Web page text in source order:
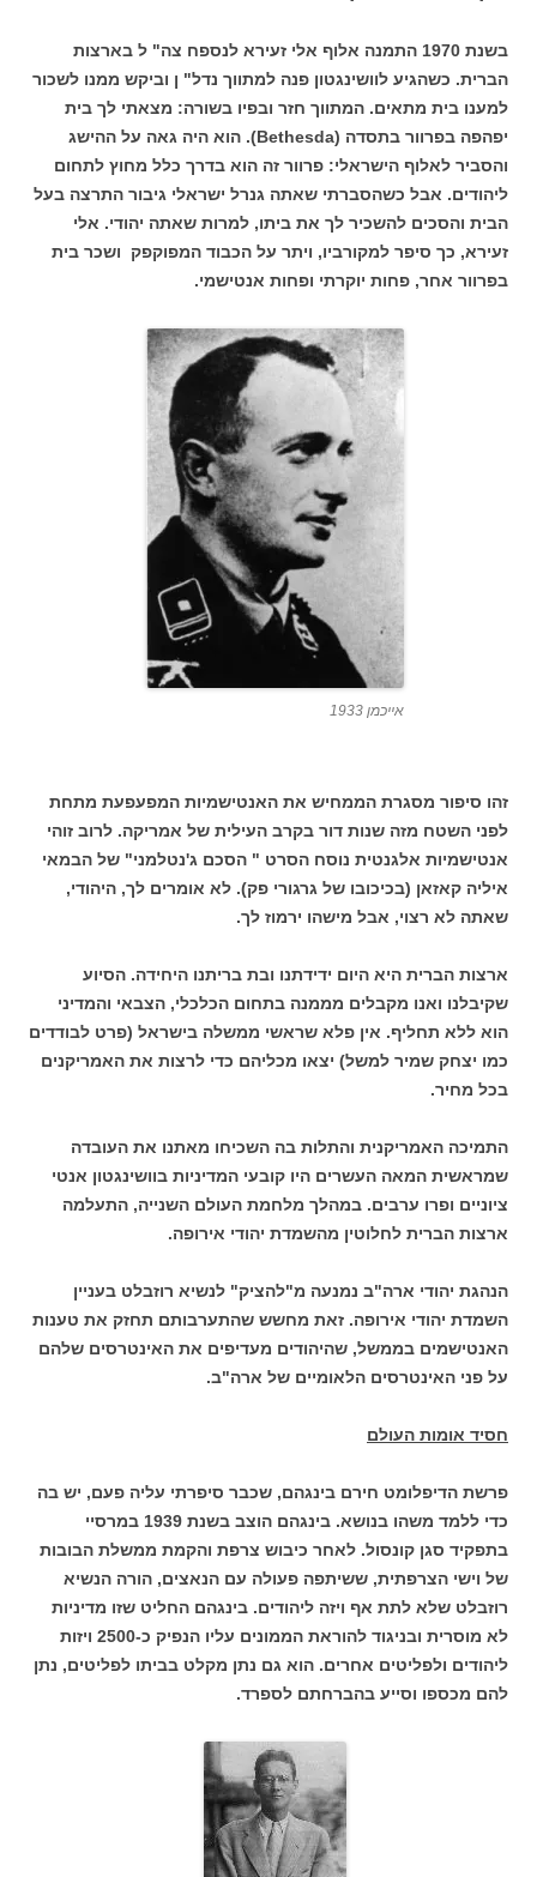
בשנת 1970 התמנה אלוף אלי זעירא לנספח צה" ל בארצות
הברית. כשהגיע לוושינגטון פנה למתווך נדל" ן וביקש ממנו לשכור
למענו בית מתאים. המתווך חזר ובפיו בשורה: מצאתי לך בית
יפהפה בפרוור בתסדה (Bethesda). הוא היה גאה על ההישג
והסביר לאלוף הישראלי: פרוור זה הוא בדרך כלל מחוץ לתחום
ליהודים. אבל כשהסברתי שאתה גנרל ישראלי גיבור התרצה בעל
הבית והסכים להשכיר לך את ביתו, למרות שאתה יהודי. אלי
זעירא, כך סיפר למקורביו, ויתר על הכבוד המפוקפק ושכר בית
בפרוור אחר, פחות יוקרתי ופחות אנטישמי.
אייכמן 1933
זהו סיפור מסגרת הממחיש את האנטישמיות המפעפעת מתחת
לפני השטח מזה שנות דור בקרב העילית של אמריקה. לרוב זוהי
אנטישמיות אלגנטית נוסח הסרט " הסכם ג'נטלמני" של הבמאי
איליה קאזאן (בכיכובו של גרגורי פק). לא אומרים לך, היהודי,
שאתה לא רצוי, אבל מישהו ירמוז לך.
ארצות הברית היא היום ידידתנו ובת בריתנו היחידה. הסיוע
שקיבלנו ואנו מקבלים מממנה בתחום הכלכלי, הצבאי והמדיני
הוא ללא תחליף. אין פלא שראשי ממשלה בישראל (פרט לבודדים
כמו יצחק שמיר למשל) יצאו מכליהם כדי לרצות את האמריקנים
בכל מחיר.
התמיכה האמריקנית והתלות בה השכיחו מאתנו את העובדה
שמראשית המאה העשרים היו קובעי המדיניות בוושינגטון אנטי
ציוניים ופרו ערבים. במהלך מלחמת העולם השנייה, התעלמה
ארצות הברית לחלוטין מהשמדת יהודי אירופה.
הנהגת יהודי ארה"ב נמנעה מ"להציק" לנשיא רוזבלט בעניין
השמדת יהודי אירופה. זאת מחשש שהתערבותם תחזק את טענות
האנטישמים בממשל, שהיהודים מעדיפים את האינטרסים שלהם
על פני האינטרסים הלאומיים של ארה"ב.
חסיד אומות העולם
פרשת הדיפלומט חירם בינגהם, שכבר סיפרתי עליה פעם, יש בה
כדי ללמד משהו בנושא. בינגהם הוצב בשנת 1939 במרסיי
בתפקיד סגן קונסול. לאחר כיבוש צרפת והקמת ממשלת הבובות
של וישי הצרפתית, ששיתפה פעולה עם הנאצים, הורה הנשיא
רוזבלט שלא לתת אף ויזה ליהודים. בינגהם החליט שזו מדיניות
לא מוסרית ובניגוד להוראת הממונים עליו הנפיק כ-2500 ויזות
ליהודים ולפליטים אחרים. הוא גם נתן מקלט בביתו לפליטים, נתן
להם מכספו וסייע בהברחתם לספרד.